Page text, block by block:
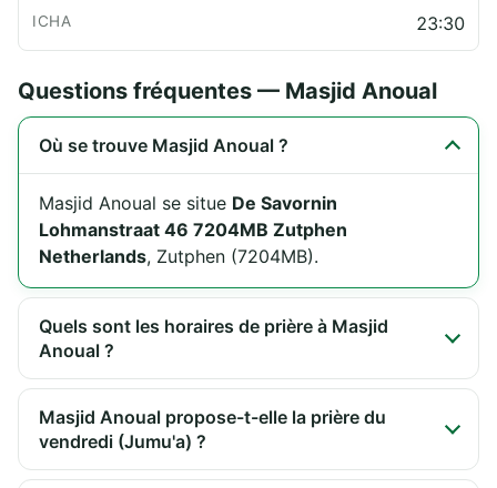
23:30
Questions fréquentes — Masjid Anoual
Où se trouve Masjid Anoual ?
Masjid Anoual se situe De Savornin
Lohmanstraat 46 7204MB Zutphen
Netherlands, Zutphen (7204MB).
Quels sont les horaires de prière à Masjid
Anoual ?
Masjid Anoual propose-t-elle la prière du
vendredi (Jumu'a) ?